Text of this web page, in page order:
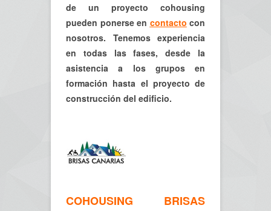
de un proyecto cohousing
pueden ponerse en contacto con
nosotros. Tenemos experiencia
en todas las fases, desde la
asistencia a los grupos en
formación hasta el proyecto de
construcción del edificio.
COHOUSING BRISAS